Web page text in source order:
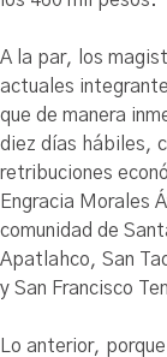
A la par, los
actuales
que de manera
diez días hábiles,
retribuciones
Engracia Morales
comunidad de
Apatlahco, San
y San Francisco
Lo anterior,